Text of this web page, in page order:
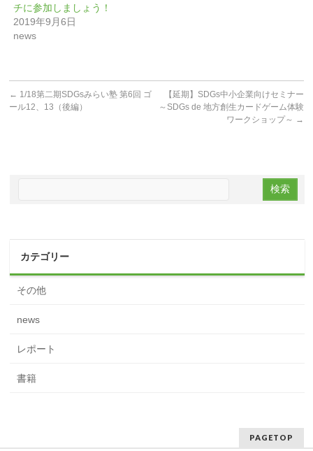
チに参加しましょう！
2019年9月6日
news
← 1/18第二期SDGsみらい塾 第6回 ゴ
ール12、13（後編）
【延期】SDGs中小企業向けセミナー
～SDGs de 地方創生カードゲーム体験
ワークショップ～ →
カテゴリー
その他
news
レポート
書籍
PAGETOP